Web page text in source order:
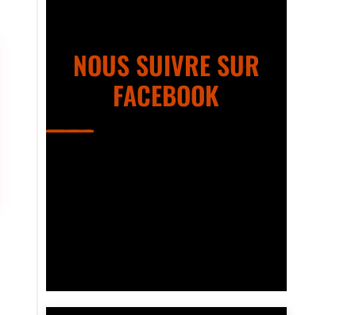
NOUS SUIVRE SUR
FACEBOOK